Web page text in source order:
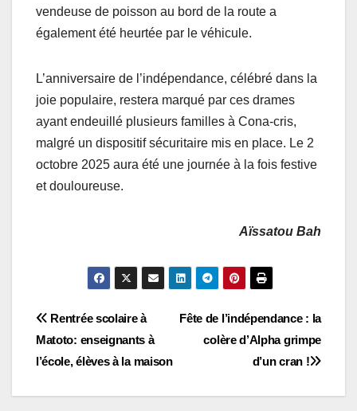
vendeuse de poisson au bord de la route a
également été heurtée par le véhicule.
L’anniversaire de l’indépendance, célébré dans la
joie populaire, restera marqué par ces drames
ayant endeuillé plusieurs familles à Cona-cris,
malgré un dispositif sécuritaire mis en place. Le 2
octobre 2025 aura été une journée à la fois festive
et douloureuse.
Aïssatou Bah
Navigation
de
l’article
Fête de l’indépendance : la
colère d’Alpha grimpe
d’un cran !
Rentrée scolaire à
Matoto: enseignants à
l’école, élèves à la maison